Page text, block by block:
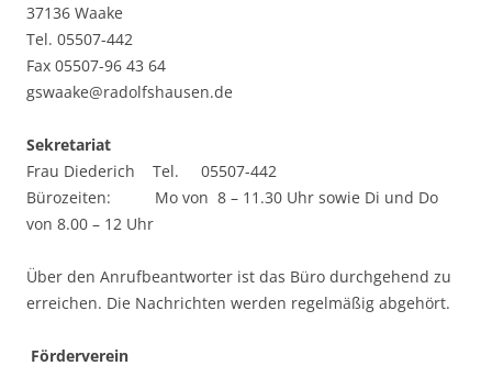
37136 Waake
Tel. 05507-442
Fax 05507-96 43 64
gswaake@radolfshausen.de
Sekretariat
Frau Diederich Tel. 05507-442
Bürozeiten: Mo von 8 – 11.30 Uhr sowie Di und Do
von 8.00 – 12 Uhr
Über den Anrufbeantworter ist das Büro durchgehend zu
erreichen. Die Nachrichten werden regelmäßig abgehört.
Förderverein